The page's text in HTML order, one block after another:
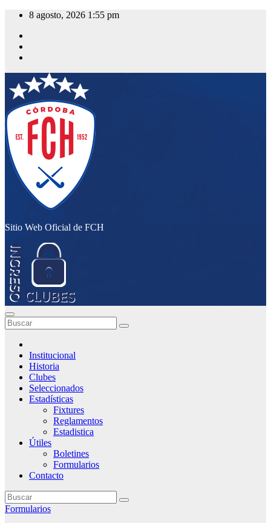
Saltar
contenido
8 agosto, 2026 1:55 pm
Sitio Web Oficial de FCH
Institucional
Historia
Clubes
Seleccionados
Estadísticas
Fixtures
Reglamentos
Estadistica
Útiles
Boletines
Formularios
Contacto
Formularios